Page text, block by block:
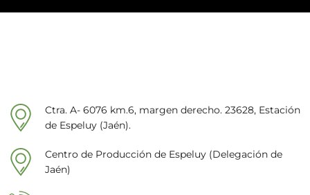
Ctra. A- 6076 km.6, margen derecho. 23628, Estación
de Espeluy (Jaén).
Centro de Producción de Espeluy (Delegación de
Jaén)